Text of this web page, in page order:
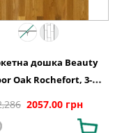
дошка Beauty
Oak Rochefort, 3-
2057.00 грн